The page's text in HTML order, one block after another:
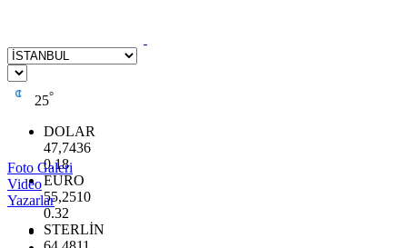
25°
DOLAR
47,7436
0.18
EURO
55,2510
0.32
STERLİN
Foto Galeri
Video
Yazarlar